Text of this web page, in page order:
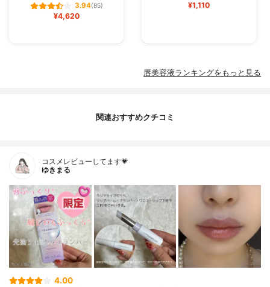
3.94(85)
¥4,620
¥1,110
唇美容液ランキングをもっと見る
関連おすすめクチコミ
コスメレビューしてます💗
ゆきまる
4.00